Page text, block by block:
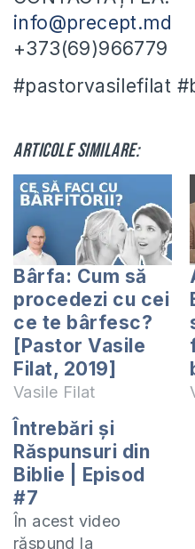
info@precept.md
+373(69)966779
#pastorvasilefilat
Articole similare:
Bârfa: Cum să
procedezi cu cei
ce te bârfesc?
[Pastor Vasile
Filat, 2019]
Vasile Filat
Întrebări și
Răspunsuri din
Biblie | Episod
#7
În acest video
răspund la